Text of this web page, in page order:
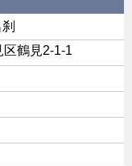
鶴見2-1-1